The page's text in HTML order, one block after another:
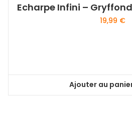
Echarpe Infini –
19,99 €
Ajouter au